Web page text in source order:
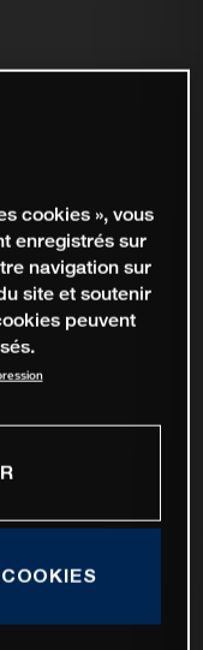
cookies », vous
enregistrés sur
navigation sur
site et soutenir
peuvent